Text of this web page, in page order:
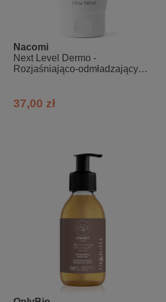
Nacomi
Next Level Dermo -
Rozjaśniająco-odmładzający
37,00 zł